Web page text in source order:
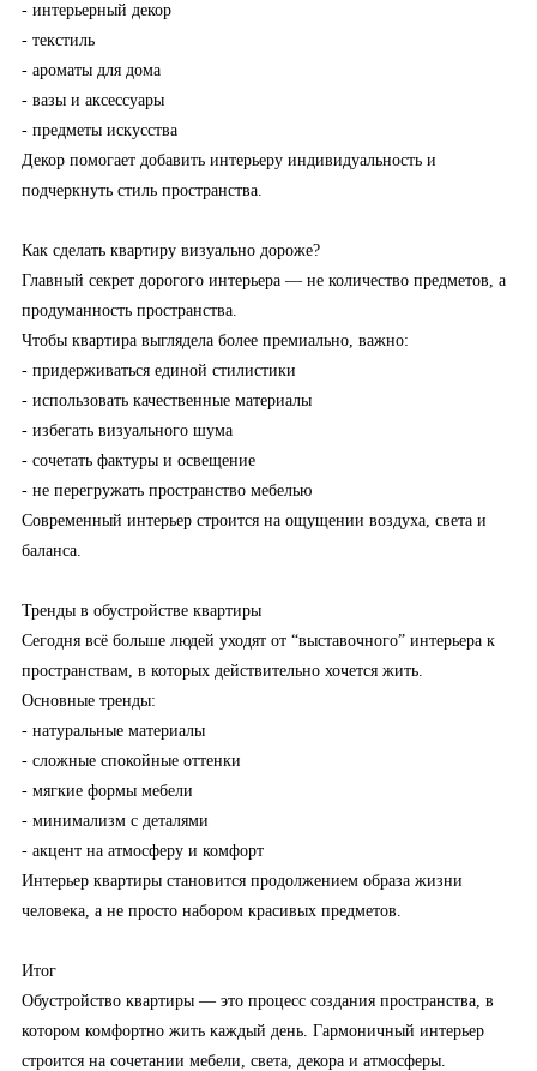
- интерьерный декор
- текстиль
- ароматы для дома
- вазы и аксессуары
- предметы искусства
Декор помогает добавить интерьеру индивидуальность и
подчеркнуть стиль пространства.
Как сделать квартиру визуально дороже?
Главный секрет дорогого интерьера — не количество предметов, а
продуманность пространства.
Чтобы квартира выглядела более премиально, важно:
- придерживаться единой стилистики
- использовать качественные материалы
- избегать визуального шума
- сочетать фактуры и освещение
- не перегружать пространство мебелью
Современный интерьер строится на ощущении воздуха, света и
баланса.
Тренды в обустройстве квартиры
Сегодня всё больше людей уходят от “выставочного” интерьера к
пространствам, в которых действительно хочется жить.
Основные тренды:
- натуральные материалы
- сложные спокойные оттенки
- мягкие формы мебели
- минимализм с деталями
- акцент на атмосферу и комфорт
Интерьер квартиры становится продолжением образа жизни
человека, а не просто набором красивых предметов.
Итог
Обустройство квартиры — это процесс создания пространства, в
котором комфортно жить каждый день. Гармоничный интерьер
строится на сочетании мебели, света, декора и атмосферы.